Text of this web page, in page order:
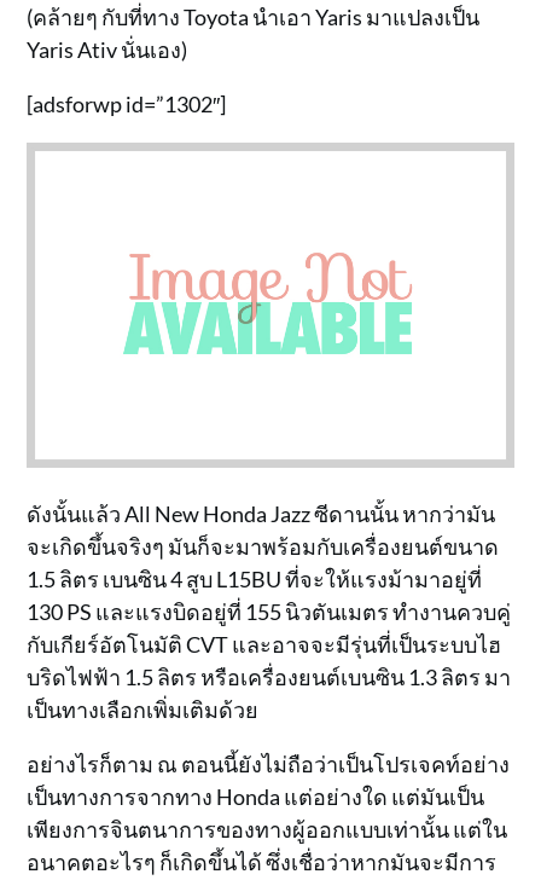
(คล้ายๆ กับที่ทาง Toyota นำเอา Yaris มาแปลงเป็น
Yaris Ativ นั่นเอง)
[adsforwp id=”1302″]
ดังนั้นแล้ว All New Honda Jazz ซีดานนั้น หากว่ามัน
จะเกิดขึ้นจริงๆ มันก็จะมาพร้อมกับเครื่องยนต์ขนาด
1.5 ลิตร เบนซิน 4 สูบ L15BU ที่จะให้แรงม้ามาอยู่ที่
130 PS และแรงบิดอยู่ที่ 155 นิวตันเมตร ทำงานควบคู่
กับเกียร์อัตโนมัติ CVT และอาจจะมีรุ่นที่เป็นระบบไฮ
บริดไฟฟ้า 1.5 ลิตร หรือเครื่องยนต์เบนซิน 1.3 ลิตร มา
เป็นทางเลือกเพิ่มเติมด้วย
อย่างไรก็ตาม ณ ตอนนี้ยังไม่ถือว่าเป็นโปรเจคท์อย่าง
เป็นทางการจากทาง Honda แต่อย่างใด แต่มันเป็น
เพียงการจินตนาการของทางผู้ออกแบบเท่านั้น แต่ใน
อนาคตอะไรๆ ก็เกิดขึ้นได้ ซึ่งเชื่อว่าหากมันจะมีการ